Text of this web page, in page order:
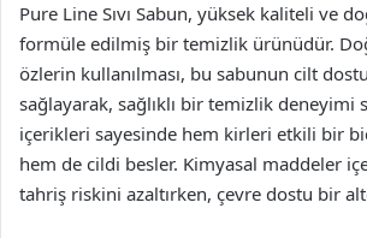
Pure Line Sıvı Sabun, yüksek kaliteli ve
formüle edilmiş bir temizlik ürünüdür.
özlerin kullanılması, bu sabunun cilt dostu
sağlayarak, sağlıklı bir temizlik deneyimi
içerikleri sayesinde hem kirleri etkili bir
hem de cildi besler. Kimyasal maddeler
tahriş riskini azaltırken, çevre dostu bir